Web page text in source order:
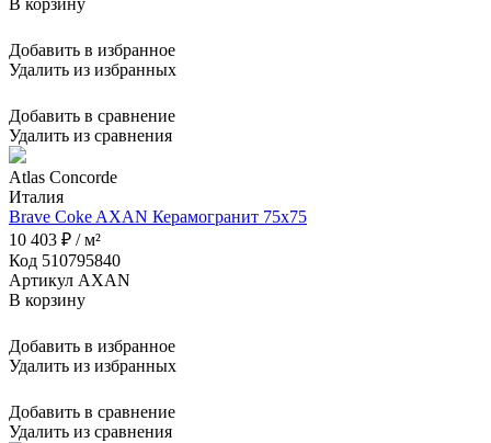
В корзину
Добавить в избранное
Удалить из избранных
Добавить в сравнение
Удалить из сравнения
Atlas Concorde
Италия
Brave Coke AXAN Керамогранит 75x75
10 403 ₽ / м²
Код 510795840
Артикул AXAN
В корзину
Добавить в избранное
Удалить из избранных
Добавить в сравнение
Удалить из сравнения